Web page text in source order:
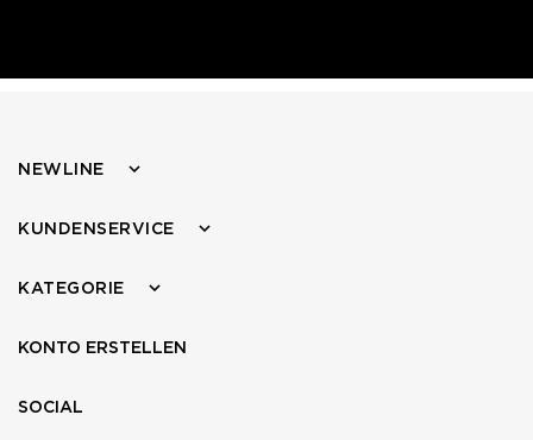
NEWLINE
KUNDENSERVICE
KATEGORIE
KONTO ERSTELLEN
SOCIAL